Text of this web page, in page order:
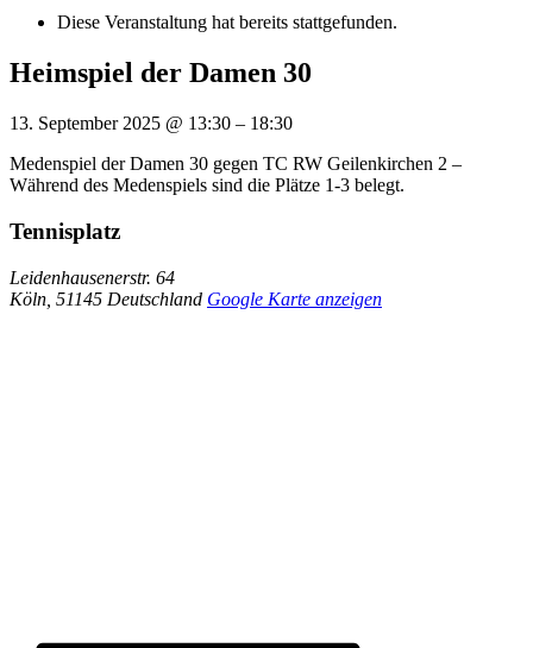
Diese Veranstaltung hat bereits stattgefunden.
Heimspiel der Damen 30
13. September 2025 @ 13:30 – 18:30
Medenspiel der Damen 30 gegen TC RW Geilenkirchen 2 –
Während des Medenspiels sind die Plätze 1-3 belegt.
Tennisplatz
Leidenhausenerstr. 64
Köln 51145 Deutschland Google Karte anzeigen